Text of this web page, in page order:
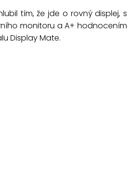
tím, že jde o rovný displej, s
monitoru a A+ hodnocením
Display Mate.